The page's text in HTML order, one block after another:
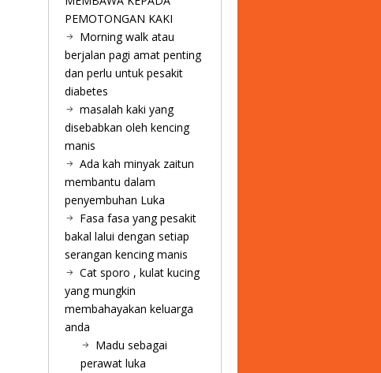
PEMOTONGAN KAKI
Morning walk atau
berjalan pagi amat penting
dan perlu untuk pesakit
diabetes
masalah kaki yang
disebabkan oleh kencing
manis
Ada kah minyak zaitun
membantu dalam
penyembuhan Luka
Fasa fasa yang pesakit
bakal lalui dengan setiap
serangan kencing manis
Cat sporo , kulat kucing
yang mungkin
membahayakan keluarga
anda
Madu sebagai
perawat luka